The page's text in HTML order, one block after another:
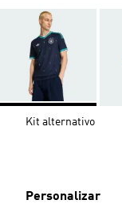
Kit alternativo
Personalizar